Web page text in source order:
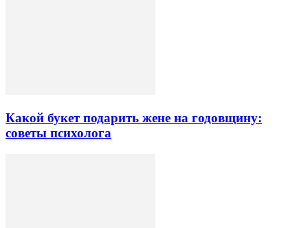
Какой букет подарить жене на годовщину:
советы психолога